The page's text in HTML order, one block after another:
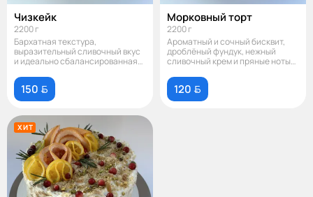
Чизкейк
2200 г
Бархатная текстура,
выразительный сливочный вкус
и идеально сбалансированная
150 
Морковный торт
2200 г
Ароматный и сочный бисквит,
дроблёный фундук, нежный
сливочный крем и пряные ноты
120 
ХИТ